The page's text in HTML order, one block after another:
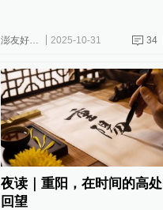
澎友好会花 2025-10-31 34
夜读｜重阳，在时间的高处
回望